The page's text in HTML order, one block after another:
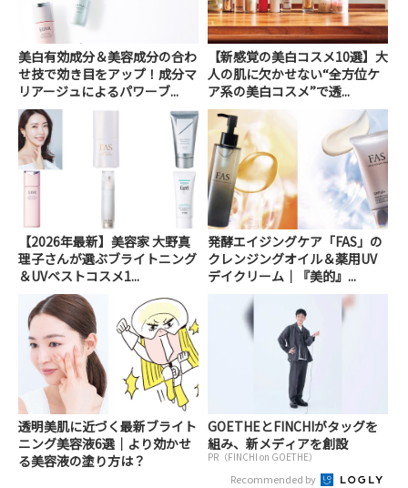
美白有効成分＆美容成分の合わ
せ技で効き目をアップ！成分マ
リアージュによるパワーブ...
【新感覚の美白コスメ10選】大
人の肌に欠かせない“全方位ケ
ア系の美白コスメ”で透...
【2026年最新】美容家 大野真
理子さんが選ぶブライトニング
＆UVベストコスメ1...
発酵エイジングケア「FAS」の
クレンジングオイル＆薬用UV
デイクリーム｜『美的』...
透明美肌に近づく最新ブライト
ニング美容液6選｜より効かせ
る美容液の塗り方は？
GOETHEとFINCHIがタッグを
組み、新メディアを創設
PR（FINCHI on GOETHE）
Recommended by